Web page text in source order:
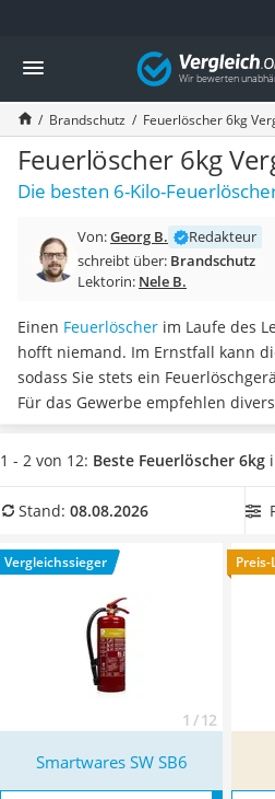
Die beliebtesten Vergleiche nach
Baumarkt
Tresor feuerfest
Makita-Akku-Rasenmäher
Kappsäge
Smartes Türschloss
Akku-Rasentrimmer
Feuchtigkeitsmessgerät
Split-Klimaanlage 2 Innengeräte
Pelletofen
Tiefbrunnenpumpe
Fliesenschneider
Hochdruckreiniger
Doppelschleifer
Überwachungskamera
Benzinrasenmäher mit Elektrostart
Löschdecke
Winterharte Palmen
Gasdurchlauferhitzer
Vergleich
Brandschutz Feuerlöscher 6kg
Feuerlöscher 6kg
Die besten 6-Kilo-
Von:Georg B.
Redakteur
schreibt über: Brandschutz
Lektorin: Nele B.
Einen Feuerlöscher im Laufe des
hofft niemand. Im Ernstfall kann
sodass Sie stets ein
Für das Gewerbe empfehlen
mindestens eine Füllmenge von 6
Wählen Sie jetzt aus unserer
Löschleistung, um Brandherde
besonders das Modell
Eigenschaften.
1 - 2 von 12: Beste Feuerlöscher 6kg
Stand: 08.08.2026
Vergleichssieger
1 / 12
Smartwares SW SB6